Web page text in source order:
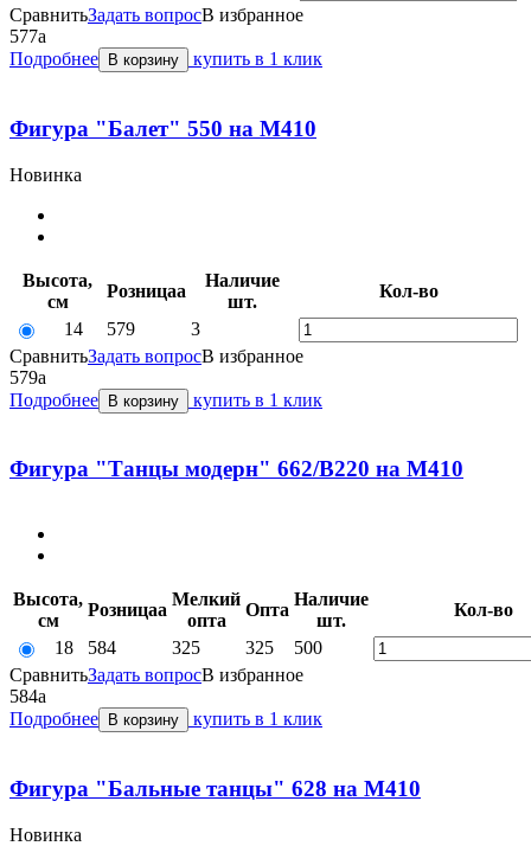
СравнитьЗадать вопросВ избранное
577a
Подробнее
В корзину купить в 1 клик
Фигура "Балет" 550 на М410
Новинка
Высота,
см
Розницаa
Наличие
шт.
Кол-во
14
579
3
СравнитьЗадать вопросВ избранное
579a
Подробнее
В корзину купить в 1 клик
Фигура "Танцы модерн" 662/В220 на M410
Высота,
см
Розницаa
Мелкий
оптa
Оптa
Наличие
шт.
Кол-во
18
584 325 325
500
СравнитьЗадать вопросВ избранное
584a
Подробнее
В корзину купить в 1 клик
Фигура "Бальные танцы" 628 на M410
Новинка